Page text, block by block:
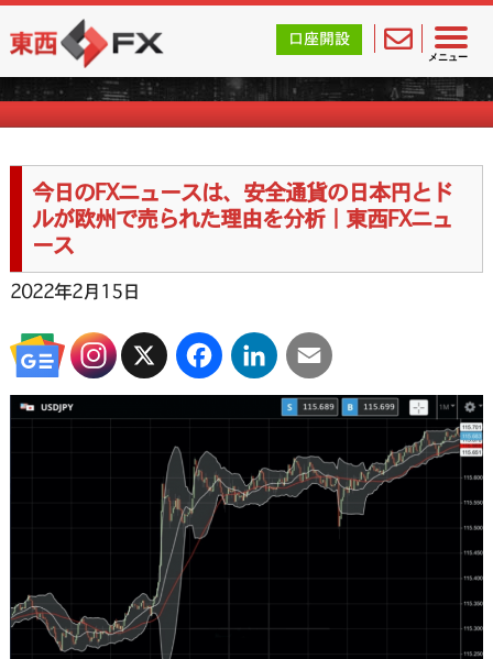
メニュー
東西FX｜海外FX会社（ブローカー）の無料口座開設サポ
口座開設
FXニュース一覧
今日のFXニュースは、安全通貨の日本円とド
ルが欧州で売られた理由を分析｜東西FXニュ
ース
2022年2月15日
X FacebookLinkedInEmail